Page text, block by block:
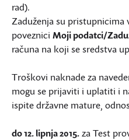
rad).
Zaduženja su
poveznici Moji podatci/
računa na koji se sredstva
Troškovi naknade za
mogu se prijaviti i uplatiti i
ispite državne mature,
do 12. lipnja 2015.za Test